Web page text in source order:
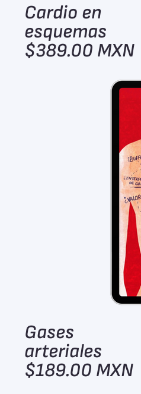
Cardio en
esquemas
$389.00 MXN
Gases
arteriales
$189.00 MXN